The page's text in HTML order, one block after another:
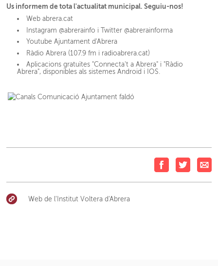
Us informem de tota l'actualitat municipal. Seguiu-nos!
Web abrera.cat
Instagram @abrerainfo i Twitter @abrerainforma
Youtube Ajuntament d'Abrera
Ràdio Abrera (107.9 fm i radioabrera.cat)
Aplicacions gratuïtes "Connecta't a Abrera" i "Ràdio
Abrera", disponibles als sistemes Android i IOS.
Web de l'Institut Voltera d'Abrera